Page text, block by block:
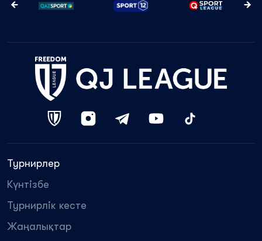
Турнирлер
Күнтізбе
Турнирлік кесте
Жаңалықтар